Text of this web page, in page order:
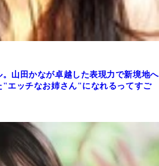
山田かなが卓越した表現力で新境地へ
"エッチなお姉さん"になれるってすご